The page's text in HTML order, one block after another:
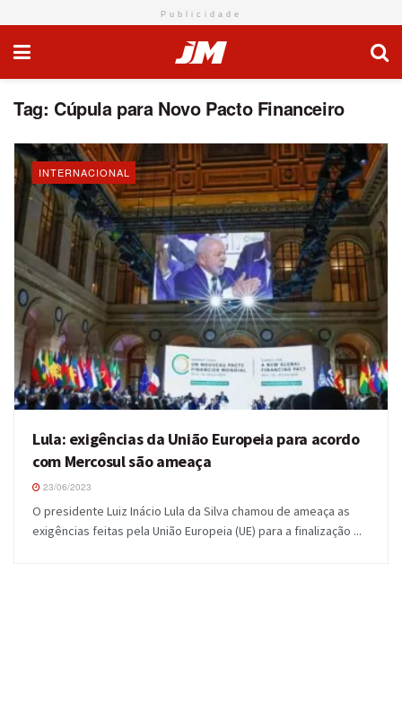
Publicidade
Tag: Cúpula para Novo Pacto Financeiro
INTERNACIONAL
Lula: exigências da União Europeia para acordo
com Mercosul são ameaça
23/06/2023
O presidente Luiz Inácio Lula da Silva chamou de ameaça as
exigências feitas pela União Europeia (UE) para a finalização ...